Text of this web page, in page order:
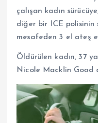
çalışan kadın
diğer bir ICE polisinin
mesafeden 3 el ateş
Öldürülen kadın, 37
Nicole Macklin Good